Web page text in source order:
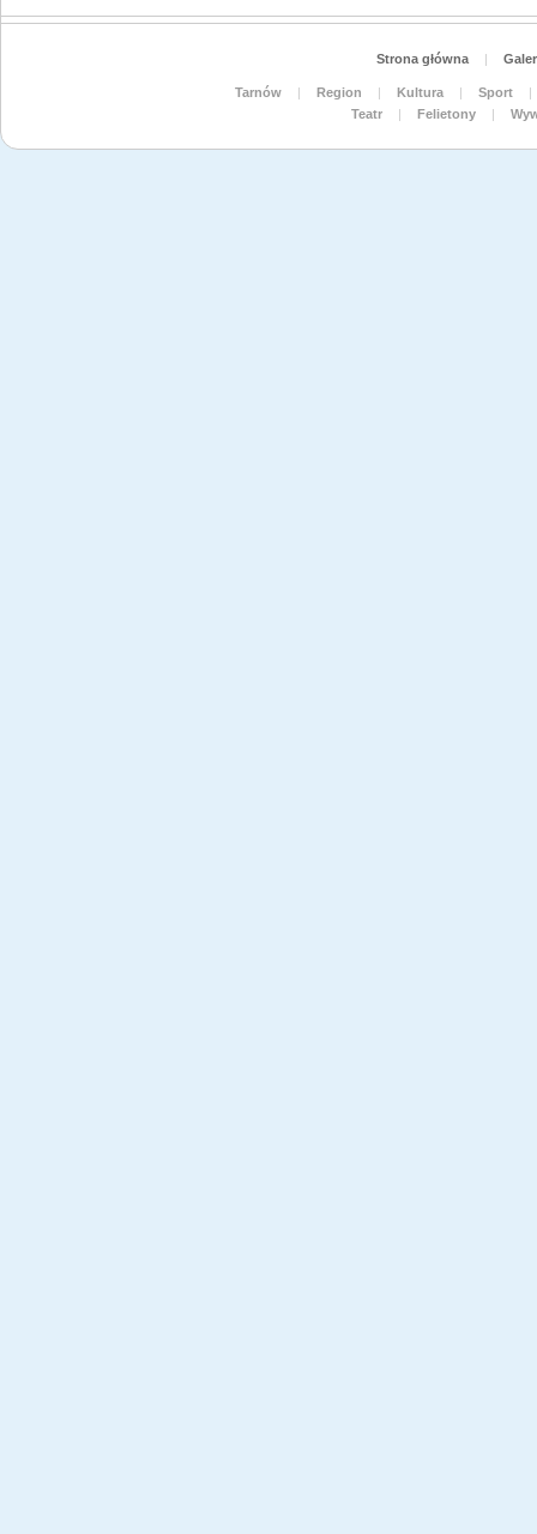
Strona główna |
Tarnów | Region | Kultura | Sport
|
Teatr
| Felietony |